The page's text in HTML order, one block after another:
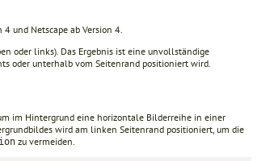
und Netscape ab Version 4.
oder links). Das Ergebnis ist eine unvollständige
oder unterhalb vom Seitenrand positioniert wird.
im Hintergrund eine horizontale Bilderreihe in einer
wird am linken Seitenrand positioniert, um die
zu vermeiden.